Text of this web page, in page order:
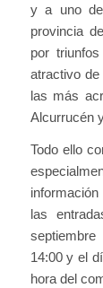
y a uno
provincia
por
atractivo
las más
Alcurrucén
Todo ello
las
14:00 y el
hora del